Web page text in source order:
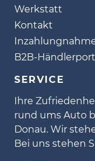
Werkstatt
Kontakt
B2B-
SERVICE
Ihre
rund ums Auto
Donau. Wir
Bei uns stehen